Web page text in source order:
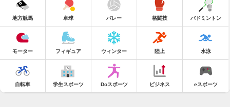
地方競馬 卓球 バレー 格闘技 バドミントン
モーター フィギュア ウィンター 陸上 水泳
自転車 学生スポーツ Doスポーツ ビジネス eスポーツ